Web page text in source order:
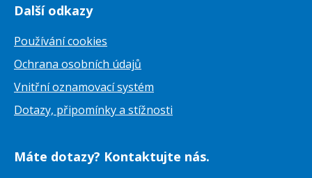
Další odkazy
Používání cookies
Ochrana osobních údajů
Vnitřní oznamovací systém
Dotazy, připomínky a stížnosti
Máte dotazy? Kontaktujte nás.